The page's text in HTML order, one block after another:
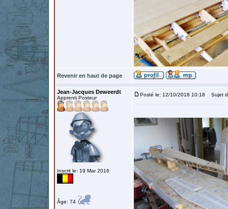
Revenir en haut de page
Jean-Jacques Deweerdt
Apprenti Posteur
Inscrit le: 19 Mar 2016
Âge: 74
Posté le: 12/10/2018 10:18 Sujet